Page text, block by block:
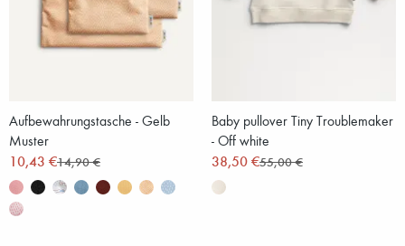
Aufbewahrungstasche - Gelb
Muster
10,43 €14,90 €
Baby pullover Tiny Troublemaker
- Off white
38,50 €55,00 €